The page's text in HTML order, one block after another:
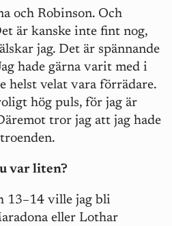
och Robinson. Och
är kanske inte fint nog,
jag. Det är spännande
hade gärna varit med i
helst velat vara förrädare.
hög puls, för jag är
tror jag att jag hade
var liten?
13–14 ville jag bli
eller Lothar